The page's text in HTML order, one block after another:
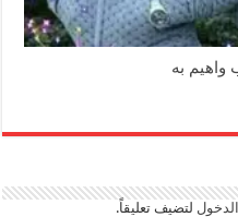
واهيم به
لتضيف تعليقاً.